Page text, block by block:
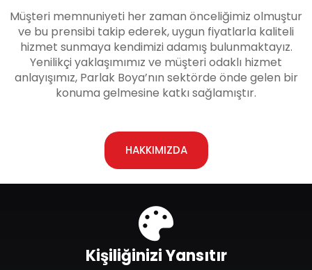
Müşteri memnuniyeti her zaman önceliğimiz olmuştur
ve bu prensibi takip ederek, uygun fiyatlarla kaliteli
hizmet sunmaya kendimizi adamış bulunmaktayız.
Yenilikçi yaklaşımımız ve müşteri odaklı hizmet
anlayışımız, Parlak Boya’nın sektörde önde gelen bir
konuma gelmesine katkı sağlamıştır.
HAKKIMIZDA
Kişiliğinizi Yansıtır